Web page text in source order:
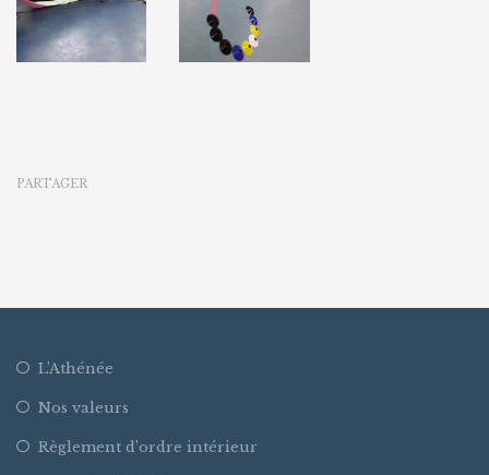
PARTAGER
L’Athénée
Nos valeurs
Règlement d’ordre intérieur